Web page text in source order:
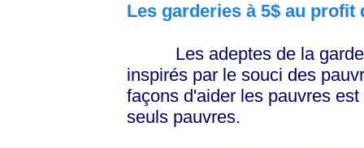
Les garderies à 5$ au profit
Les adeptes de la
inspirés par le souci des
façons d'aider les pauvres
seuls pauvres.